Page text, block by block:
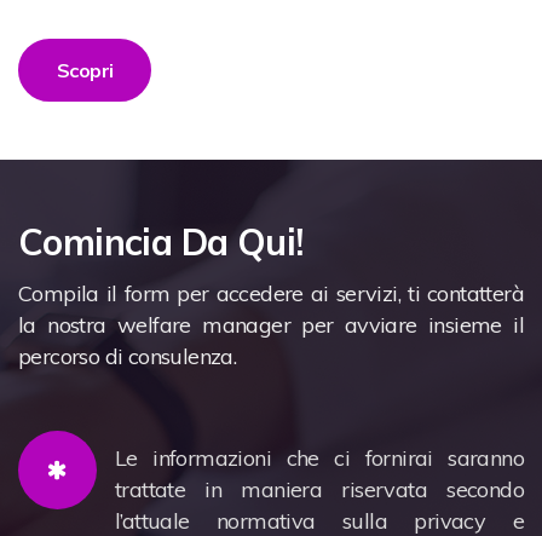
Scopri
Comincia Da Qui!
Compila il form per accedere ai servizi, ti contatterà
la nostra welfare manager per avviare insieme il
percorso di consulenza.
Le informazioni che ci fornirai saranno
trattate in maniera riservata secondo
l’attuale normativa sulla privacy e